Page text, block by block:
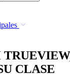
CLASE